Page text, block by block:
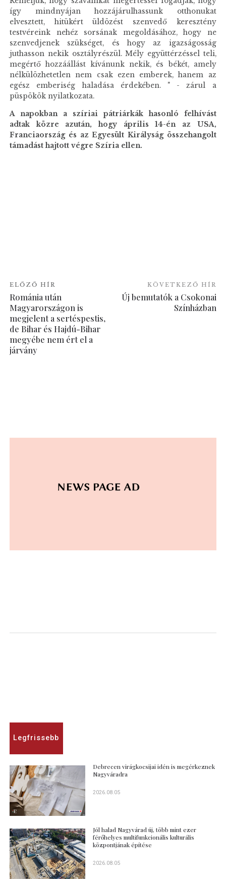
így mindnyájan hozzájárulhassunk otthonukat
elvesztett, hitükért üldözést szenvedő keresztény
testvéreink nehéz sorsának megoldásához, hogy ne
szenvedjenek szükséget, és hogy az igazságosság
juthasson nekik osztályrészül. Mély együttérzéssel teli,
megértő hozzáállást kívánunk nekik, és békét, amely
nélkülözhetetlen nem csak ezen emberek, hanem az
egész emberiség haladása érdekében. " - zárul a
püspökök nyilatkozata.
A napokban a szíriai pátriárkák hasonló felhívást
adtak közre azután, hogy április 14-én az USA,
Franciaország és az Egyesült Királyság összehangolt
támadást hajtott végre Szíria ellen.
ELŐZŐ HÍR
Románia után
Magyarországon is
megjelent a sertéspestis,
de Bihar és Hajdú-Bihar
megyébe nem ért el a
járvány
KÖVETKEZŐ HÍR
Új bemutatók a Csokonai
Színházban
Legfrissebb
Debrecen virágkocsijai idén is megérkeznek
Nagyváradra
2026.08.05
Jól halad Nagyvárad új, több mint ezer
férőhelyes multifunkcionális kulturális
központjának építése
2026.08.05